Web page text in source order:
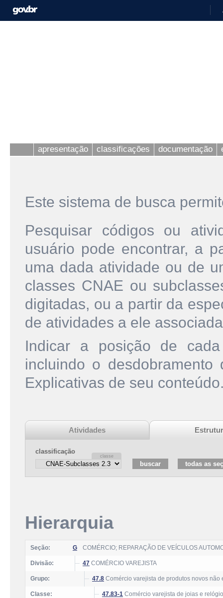
apresentação classificações documentação
Este sistema de busca
Pesquisar códigos ou
usuário pode encontrar, a
uma dada atividade ou de
classes CNAE ou
digitadas, ou a partir da
de atividades a ele
Indicar a posição de
incluindo o
Explicativas de seu
Atividades
classificação
Hierarquia
Seção: G COMÉRCIO; REPARAÇÃO DE VEÍCULOS
Divisão: 47 COMÉRCIO VAREJISTA
Grupo: 47.8 Comércio varejista de produtos novos
Classe: 47.83-1 Comércio varejista de joias e